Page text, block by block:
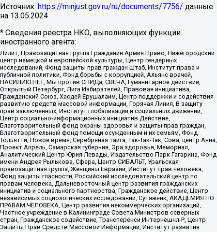
Источник: https://minjust.gov.ru/ru/documents/7756/ данные
на 13.05.2024
* Сведения реестра НКО, выполняющих функции
иностранного агента:
Лилит, Правозащитная группа Гражданин.Армия.Право, Нижегородский
центр немецкой и европейской культуры, Центр гендерных
исследований, Фонд защиты прав граждан Штаб, Институт права и
публичной политики, Фонд борьбы с коррупцией, Альянс врачей,
НАСИЛИЮ.НЕТ, Мы против СПИДа, СВЕЧА, Гуманитарное действие,
Открытый Петербург, Лига Избирателей, Правовая инициатива,
Гражданский Союз, Хасдей Ерушалаим, Центр поддержки и содействия
развитию средств массовой информации, Горячая Линия, В защиту
прав заключенных, Институт глобализации и социальных движений,
Центр социально-информационных инициатив Действие,
Благотворительный фонд охраны здоровья и защиты прав граждан,
Благотворительный фонд помощи осужденным и их семьям, Фонд
Тольятти, Новое время, Серебряная тайга, Так-Так-Так, Сова, центр Анна,
Проект Апрель, Самарская губерния, Эра здоровья, Мемориал,
Аналитический Центр Юрия Левады, Издательство Парк Гагарина, Фонд
имени Андрея Рылькова, Сфера, Центр СИБАЛЬТ, Уральская
правозащитная группа, Женщины Евразии, Институт прав человека,
Фонд защиты гласности, Российский исследовательский центр по
правам человека, Дальневосточный центр развития гражданских
инициатив и социального партнерства, Гражданское действие, Центр
независимых социологических исследований, Сутяжник, АКАДЕМИЯ ПО
ПРАВАМ ЧЕЛОВЕКА, Центр развития некоммерческих организаций,
Частное учреждение в Калининграде Совета Министров северных
стран, Гражданское содействие, Трансперенси Интернешнл-Р, Центр
Защиты Прав Средств Массовой Информации, Институт развития